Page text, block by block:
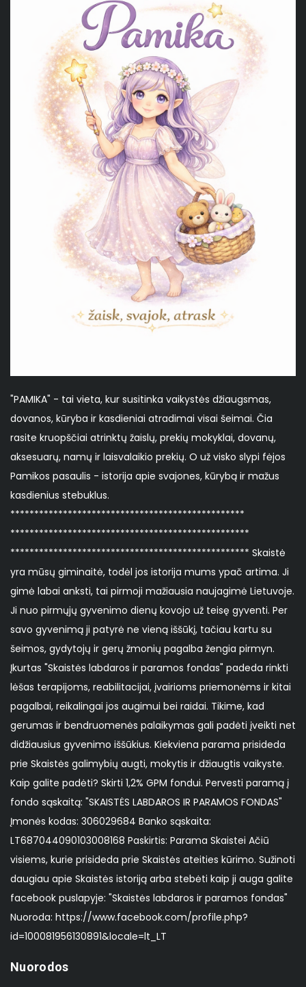
"PAMIKA" - tai vieta, kur susitinka vaikystės džiaugsmas,
dovanos, kūryba ir kasdieniai atradimai visai šeimai. Čia
rasite kruopščiai atrinktų žaislų, prekių mokyklai, dovanų,
aksesuarų, namų ir laisvalaikio prekių. O už visko slypi fėjos
Pamikos pasaulis - istorija apie svajones, kūrybą ir mažus
kasdienius stebuklus.
*************************************************
**************************************************
************************************************** Skaistė
yra mūsų giminaitė, todėl jos istorija mums ypač artima. Ji
gimė labai anksti, tai pirmoji mažiausia naujagimė Lietuvoje.
Ji nuo pirmųjų gyvenimo dienų kovojo už teisę gyventi. Per
savo gyvenimą ji patyrė ne vieną iššūkį, tačiau kartu su
šeimos, gydytojų ir gerų žmonių pagalba žengia pirmyn.
Įkurtas "Skaistės labdaros ir paramos fondas" padeda rinkti
lėšas terapijoms, reabilitacijai, įvairioms priemonėms ir kitai
pagalbai, reikalingai jos augimui bei raidai. Tikime, kad
gerumas ir bendruomenės palaikymas gali padėti įveikti net
didžiausius gyvenimo iššūkius. Kiekviena parama prisideda
prie Skaistės galimybių augti, mokytis ir džiaugtis vaikyste.
Kaip galite padėti? Skirti 1,2% GPM fondui. Pervesti paramą į
fondo sąskaitą: "SKAISTĖS LABDAROS IR PARAMOS FONDAS"
Įmonės kodas: 306029684 Banko sąskaita:
LT687044090103008168 Paskirtis: Parama Skaistei Ačiū
visiems, kurie prisideda prie Skaistės ateities kūrimo. Sužinoti
daugiau apie Skaistės istoriją arba stebėti kaip ji auga galite
facebook puslapyje: "Skaistės labdaros ir paramos fondas"
Nuoroda: https://www.facebook.com/profile.php?
id=100081956130891&locale=lt_LT
Nuorodos